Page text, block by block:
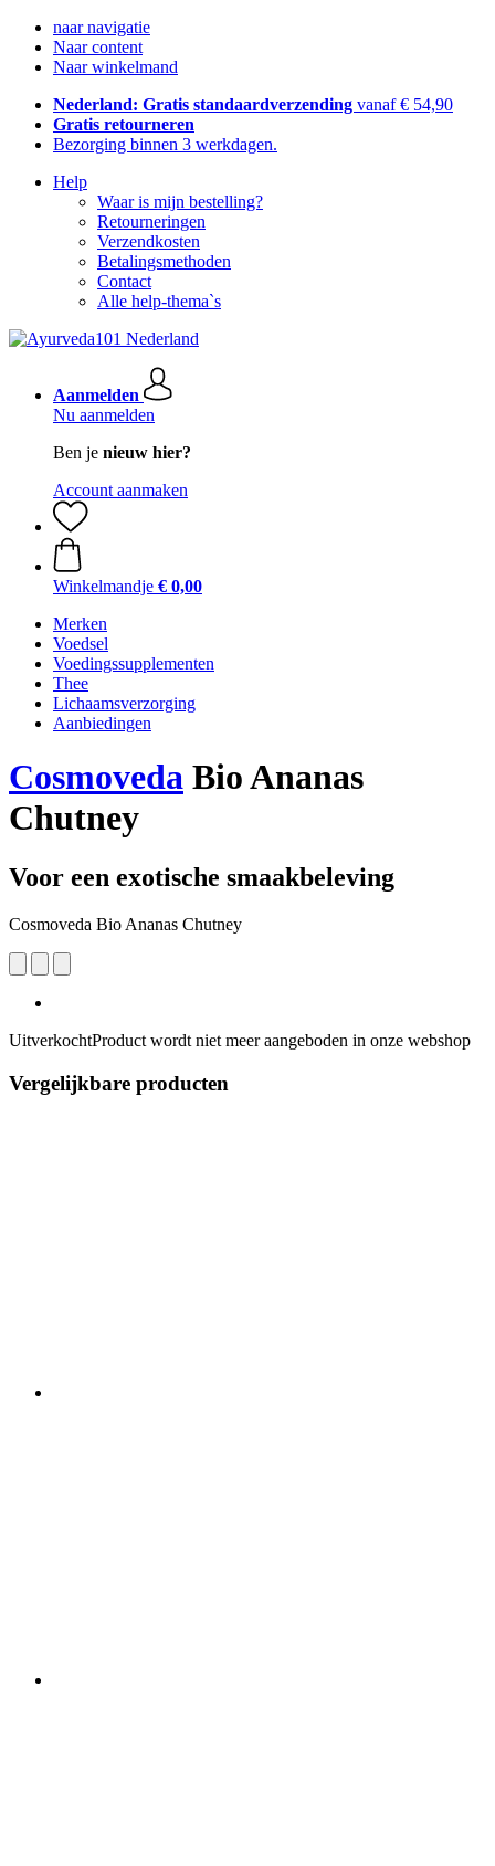
naar navigatie
Naar content
Naar winkelmand
Nederland: Gratis standaardverzending vanaf € 54,90
Gratis retourneren
Bezorging binnen 3 werkdagen.
Help
Waar is mijn bestelling?
Retourneringen
Verzendkosten
Betalingsmethoden
Contact
Alle help-thema`s
Aanmelden
Nu aanmelden
Ben je nieuw hier?
Account aanmaken
Winkelmandje € 0,00
Merken
Voedsel
Voedingssupplementen
Thee
Lichaamsverzorging
Aanbiedingen
Cosmoveda Bio Ananas
Chutney
Voor een exotische smaakbeleving
Cosmoveda Bio Ananas Chutney
UitverkochtProduct wordt niet meer aangeboden in onze webshop
Vergelijkbare producten